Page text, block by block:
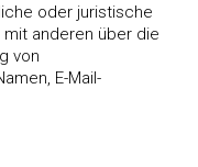
oder juristische
anderen über die
von
E-Mail-